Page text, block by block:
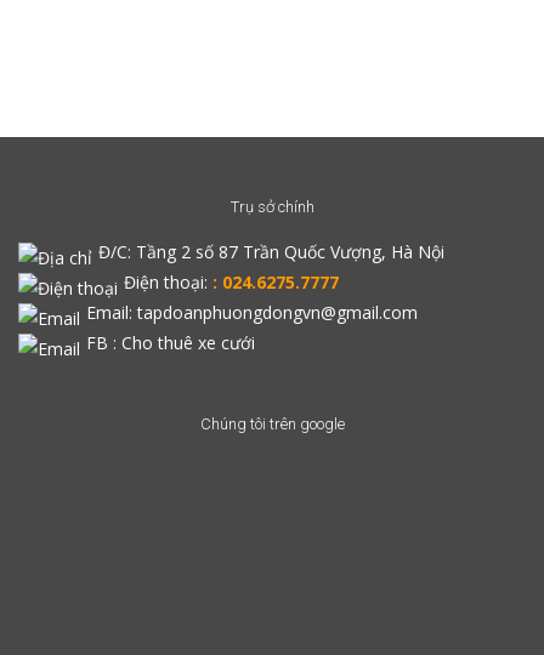
Trụ sở chính
Đ/C: Tầng 2 số 87 Trần Quốc Vượng, Hà Nội
Điện thoại: : 024.6275.7777
Email: tapdoanphuongdongvn@gmail.com
FB : Cho thuê xe cưới
Chúng tôi trên google